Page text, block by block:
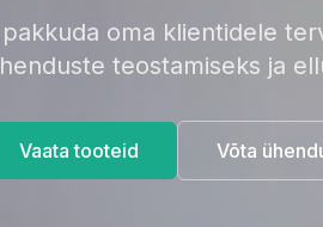
oma klientidele
teostamiseks ja
Vaata tooteid Võta